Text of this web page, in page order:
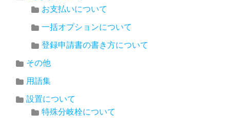
お支払いについて
一括オプションについて
登録申請書の書き方について
その他
用語集
設置について
特殊分岐栓について